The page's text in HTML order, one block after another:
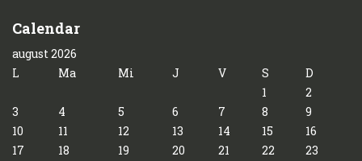
Calendar
august 2026
L
Ma Mi J V S
D
1
2
3
4 5 6 7 8
9
10
11 12 13 14 15
16
17
18 19 20 21 22
23